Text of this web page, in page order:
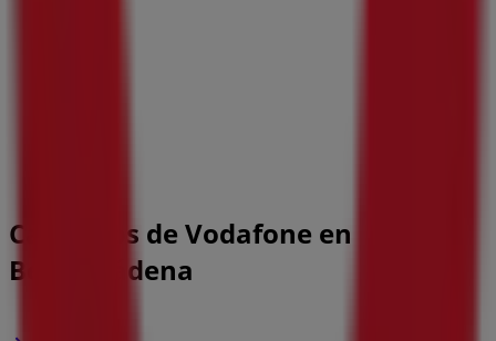
Catálogos de Vodafone en
Benalmádena